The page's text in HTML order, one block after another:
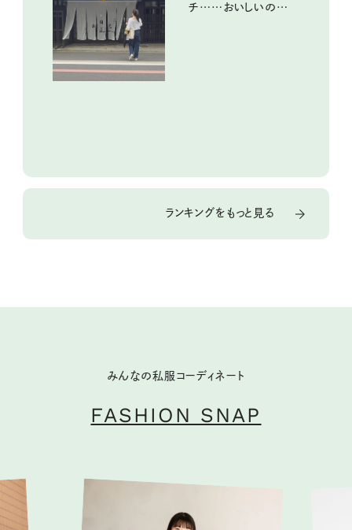
チ……おいしいのんび
ランキングをもっと見る
みんなの私服コーディネート
FASHION SNAP